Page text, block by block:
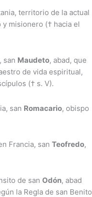
territorio de la actual
misionero († hacia el
san Maudeto, abad, que
de vida espiritual,
(† s. V).
san Romacario, obispo
Francia, san Teofredo,
de san Odón, abad
la Regla de san Benito